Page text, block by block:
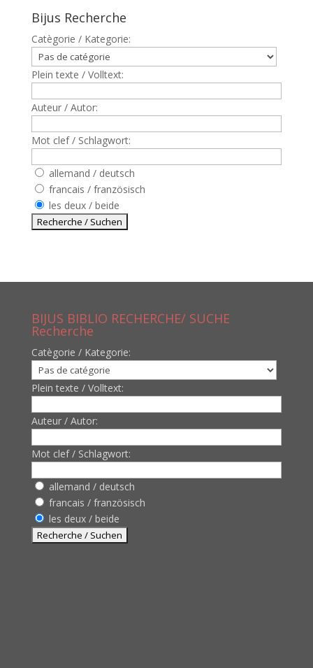
Bijus Recherche
Catègorie / Kategorie:
Plein texte / Volltext:
Auteur / Autor:
Mot clef / Schlagwort:
allemand / deutsch
francais / französisch
les deux / beide
BIJUS BIBLIO RECHERCHE/ SUCHE
Recherche
Catègorie / Kategorie:
Plein texte / Volltext:
Auteur / Autor:
Mot clef / Schlagwort:
allemand / deutsch
francais / französisch
les deux / beide